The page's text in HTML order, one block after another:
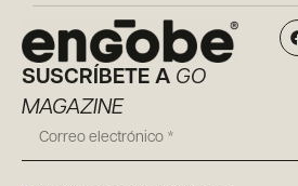
SUSCRÍBETE A GO
MAGAZINE